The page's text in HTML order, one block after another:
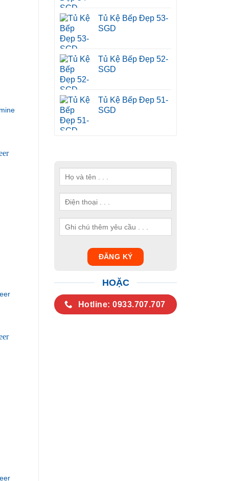
Tủ Kệ Bếp Đẹp 53-
SGD
Tủ Kệ Bếp Đẹp 52-
SGD
Tủ Kệ Bếp Đẹp 51-
SGD
HOẶC
Hotline: 0933.707.707